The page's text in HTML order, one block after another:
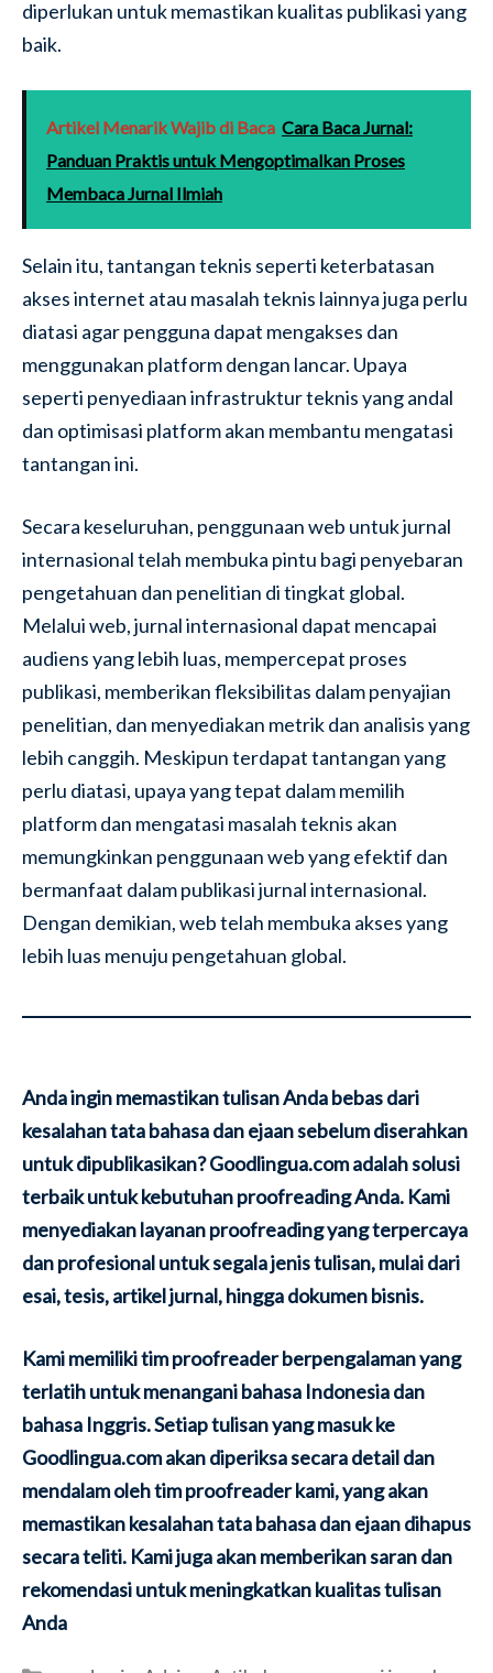
diperlukan untuk memastikan kualitas publikasi yang
baik.
Artikel Menarik Wajib di Baca Cara Baca Jurnal:
Panduan Praktis untuk Mengoptimalkan Proses
Membaca Jurnal Ilmiah
Selain itu, tantangan teknis seperti keterbatasan
akses internet atau masalah teknis lainnya juga perlu
diatasi agar pengguna dapat mengakses dan
menggunakan platform dengan lancar. Upaya
seperti penyediaan infrastruktur teknis yang andal
dan optimisasi platform akan membantu mengatasi
tantangan ini.
Secara keseluruhan, penggunaan web untuk jurnal
internasional telah membuka pintu bagi penyebaran
pengetahuan dan penelitian di tingkat global.
Melalui web, jurnal internasional dapat mencapai
audiens yang lebih luas, mempercepat proses
publikasi, memberikan fleksibilitas dalam penyajian
penelitian, dan menyediakan metrik dan analisis yang
lebih canggih. Meskipun terdapat tantangan yang
perlu diatasi, upaya yang tepat dalam memilih
platform dan mengatasi masalah teknis akan
memungkinkan penggunaan web yang efektif dan
bermanfaat dalam publikasi jurnal internasional.
Dengan demikian, web telah membuka akses yang
lebih luas menuju pengetahuan global.
Anda ingin memastikan tulisan Anda bebas dari
kesalahan tata bahasa dan ejaan sebelum diserahkan
untuk dipublikasikan? Goodlingua.com adalah solusi
terbaik untuk kebutuhan proofreading Anda. Kami
menyediakan layanan proofreading yang terpercaya
dan profesional untuk segala jenis tulisan, mulai dari
esai, tesis, artikel jurnal, hingga dokumen bisnis.
Kami memiliki tim proofreader berpengalaman yang
terlatih untuk menangani bahasa Indonesia dan
bahasa Inggris. Setiap tulisan yang masuk ke
Goodlingua.com akan diperiksa secara detail dan
mendalam oleh tim proofreader kami, yang akan
memastikan kesalahan tata bahasa dan ejaan dihapus
secara teliti. Kami juga akan memberikan saran dan
rekomendasi untuk meningkatkan kualitas tulisan
Anda